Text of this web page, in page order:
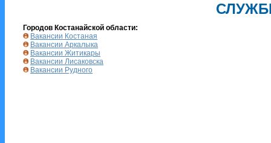
Городов Костанайской области:
Вакансии Костаная
Вакансии Аркалыка
Вакансии Житикары
Вакансии Лисаковска
Вакансии Рудного